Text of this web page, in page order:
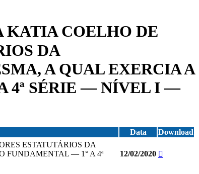
KATIA COELHO DE
DA
A QUAL EXERCIA A
4ª SÉRIE — NÍVEL I —
Data
Download
ESTATUTÁRIOS DA
FUNDAMENTAL — 1° A 4ª
12/02/2020